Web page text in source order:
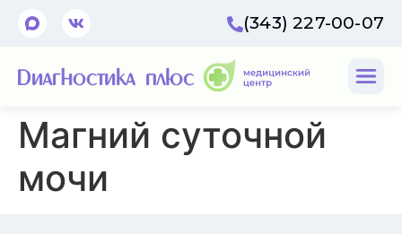
(343) 227-00-07
Магний суточной
мочи